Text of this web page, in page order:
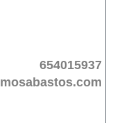
654015937